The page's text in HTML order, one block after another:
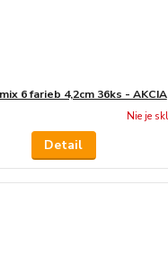
6 farieb 4,2cm 36ks - AKCIA
Nie je
Detail